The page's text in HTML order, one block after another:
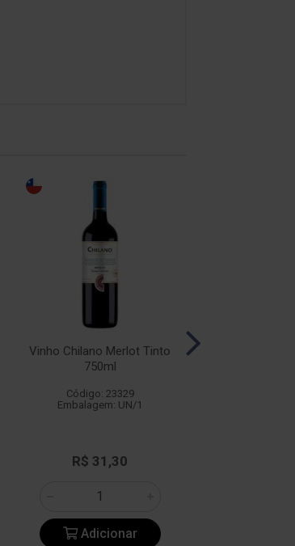
Vinho Chilano Merlot Tinto
750ml
Código: 23329
Embalagem: UN/1
R$ 31,30
Adicionar